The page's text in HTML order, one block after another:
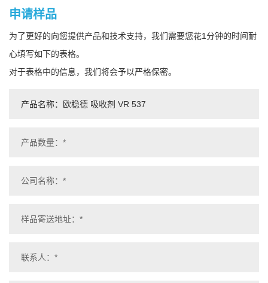
申请样品
为了更好的向您提供产品和技术支持，我们需要您花1分钟的时间耐
心填写如下的表格。
对于表格中的信息，我们将会予以严格保密。